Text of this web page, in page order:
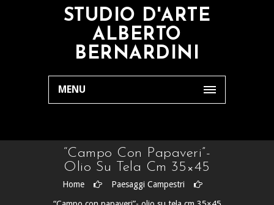
STUDIO D'ARTE
ALBERTO
BERNARDINI
MENU
“Campo Con Papaveri”-
Olio Su Tela Cm 35×45
Home
Paesaggi Campestri